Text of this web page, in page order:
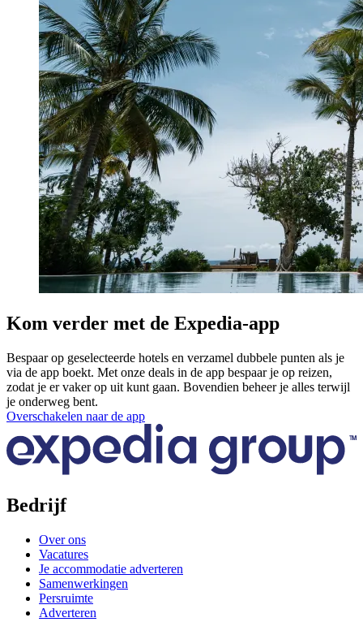
Kom verder met de Expedia-app
Bespaar op geselecteerde hotels en verzamel dubbele punten als je
via de app boekt. Met onze deals in de app bespaar je op reizen,
zodat je er vaker op uit kunt gaan. Bovendien beheer je alles terwijl
je onderweg bent.
Overschakelen naar de app
Bedrijf
Over ons
Vacatures
Je accommodatie adverteren
Samenwerkingen
Persruimte
Adverteren